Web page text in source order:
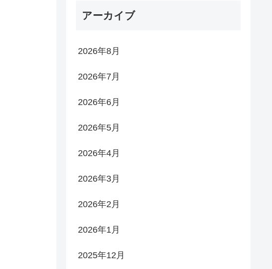
アーカイブ
2026年8月
2026年7月
2026年6月
2026年5月
2026年4月
2026年3月
2026年2月
2026年1月
2025年12月